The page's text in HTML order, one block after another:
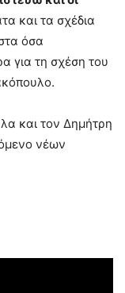
και τα σχέδια
όσα
για τη σχέση του
και τον Δημήτρη
νέων